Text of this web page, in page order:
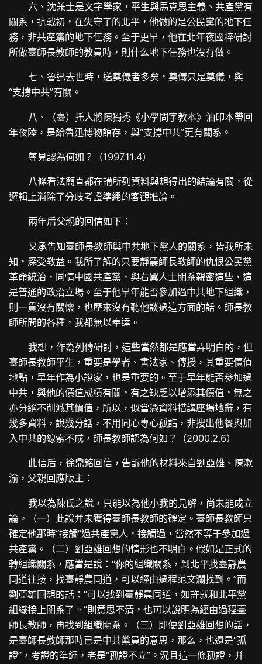
六、沈兼士是文字學家，平生與馬克思主義、共產黨有
關系，抗戰初，在失守了的北平，他做的是公民黨的地下任
務，非共產黨的地下任務。至于更早，他在北年夜國粹研討
所做臺師長教師的教員時，則什么地下任務也沒有做。
七、魯迅去世時，送奠儀者多矣，奠儀只是奠儀，與
“支撐中共”有關。
八、（臺）托人將陳獨秀《小學問字教本》油印本帶回
年夜陸，是給魯迅博物館存，與“支撐中共”更有關系。
尊見認為何如？（1997.11.4）
八條看法簡直都在講所列資料與想得出的結論有關，從
邏輯上消除了分歧考證準繩的客觀推論。
兩年后父親的回信如下：
又承告知臺師長教師與中共地下黨人的關系，皆我所未
知，深受教益。我所了解的只要靜農師長教師的仇恨公民黨
革命統治，同情中國共產黨，與右翼人士關系親密這些，這
是普通的政治立場。至于他早年能否參加過中共地下組織，
則一貫沒有關懷，也歷來沒有聽他談過這方面的話。師長教
師所問的各種，我都無以奉達。
我想，作為列傳研討，這些當然都是應當弄明白的，但
臺師長教師平生，重要是學者、書法家、傳授，其重要價值
地點，早年作為小說家，也是重要的。至于早年能否參加過
中共，與他的價值成績有關，有之缺乏以增添其價值，無之
亦分絕不削減其價值，所以，似當憑資料措講座場地辭，有
幾多資料，說幾分話，不用同心專心孤詣，非搜出他餐與加
入中共的線索不成，師長教師認為何如？（2000.2.6）
此信后，徐鼎銘回信，告訴他的材料來自劉亞雄、陳漱
渝，父親回應版主：
我以為陳氏之說，只能以為他小我的見解，尚未能成立
論。（一）此說并未獲得臺師長教師的確定。臺師長教師只
確定他那時“接觸”過共產黨人，接觸過，當然不等于參加過
共產黨。（二）劉亞雄回想的情形也不明白。假如是正式的
轉組織關系，應當是說：“你的組織關系，到北平找臺靜農
同道往接，找臺靜農同道，可以經由過程范文瀾找到。”而
劉亞雄回想的話：“可以找到臺靜農同道，如許就和北平黨
組織接上關系了。”則意思不清，也可以說明為經由過程臺
師長教師，再找到組織關系。（三）即便劉亞雄回想的話，
是臺師長教師那時已是中共黨員的意思，那么，也還是“孤
證”，考證的準繩，老是“孤證不立”。況且這一條孤證，并